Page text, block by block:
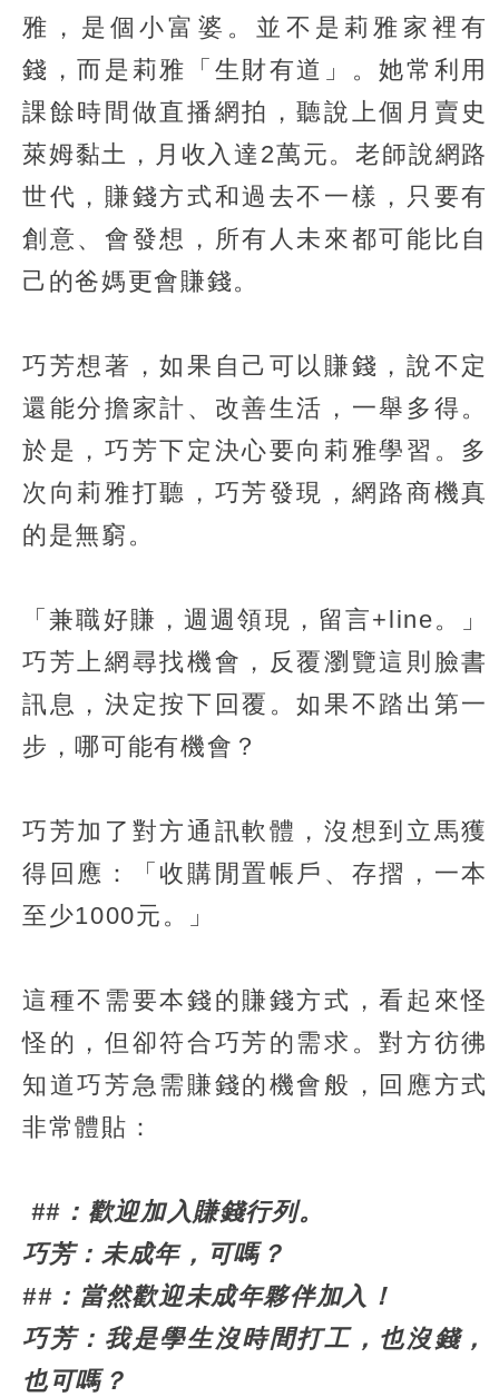
雅，是個小富婆。並不是莉雅家裡有
錢，而是莉雅「生財有道」。她常利用
課餘時間做直播網拍，聽說上個月賣史
萊姆黏土，月收入達2萬元。老師說網路
世代，賺錢方式和過去不一樣，只要有
創意、會發想，所有人未來都可能比自
己的爸媽更會賺錢。
巧芳想著，如果自己可以賺錢，說不定
還能分擔家計、改善生活，一舉多得。
於是，巧芳下定決心要向莉雅學習。多
次向莉雅打聽，巧芳發現，網路商機真
的是無窮。
「兼職好賺，週週領現，留言+line。」
巧芳上網尋找機會，反覆瀏覽這則臉書
訊息，決定按下回覆。如果不踏出第一
步，哪可能有機會？
巧芳加了對方通訊軟體，沒想到立馬獲
得回應：「收購閒置帳戶、存摺，一本
至少1000元。」
這種不需要本錢的賺錢方式，看起來怪
怪的，但卻符合巧芳的需求。對方彷彿
知道巧芳急需賺錢的機會般，回應方式
非常體貼：
##：歡迎加入賺錢行列。
巧芳：未成年，可嗎？
##：當然歡迎未成年夥伴加入！
巧芳：我是學生沒時間打工，也沒錢，
也可嗎？